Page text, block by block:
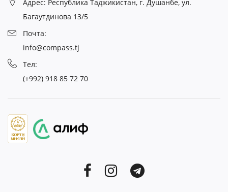
Адрес: Республика Таджикистан, г. Душанбе, ул.
Багаутдинова 13/5
Почта:
info@compass.tj
Тел:
(+992) 918 85 72 70